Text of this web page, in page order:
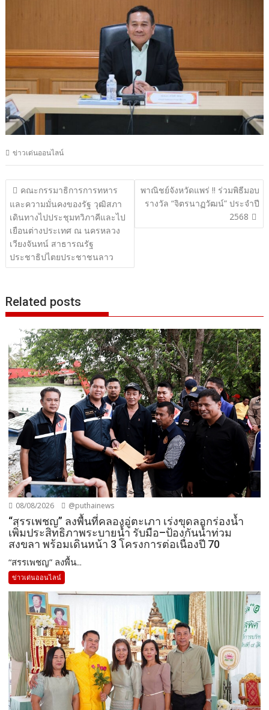
ข่าวเด่นออนไลน์
แนะแนว
เรื่อง
คณะกรรมาธิการการทหาร
และความมั่นคงของรัฐ วุฒิสภา
เดินทางไปประชุมทวิภาคีและไป
เยือนต่างประเทศ ณ นครหลวง
เวียงจันทน์ สาธารณรัฐ
ประชาธิปไตยประชาชนลาว
พาณิชย์จังหวัดแพร่ !! ร่วมพิธีมอบ
รางวัล “จิตรนาฏวัฒน์” ประจำปี
2568
Related posts
08/08/2026 @puthainews
“สรรเพชญ” ลงพื้นที่คลองอู่ตะเภา เร่งขุดลอกร่องน้ำ
เพิ่มประสิทธิภาพระบายน้ำ รับมือ–ป้องกันน้ำท่วม
สงขลา พร้อมเดินหน้า 3 โครงการต่อเนื่องปี 70
“สรรเพชญ” ลงพื้น...
ข่าวเด่นออนไลน์